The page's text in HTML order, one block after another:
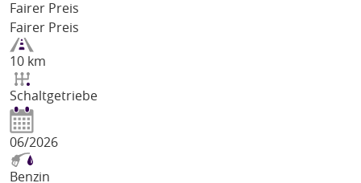
Fairer Preis
Fairer Preis
10 km
Schaltgetriebe
06/2026
Benzin